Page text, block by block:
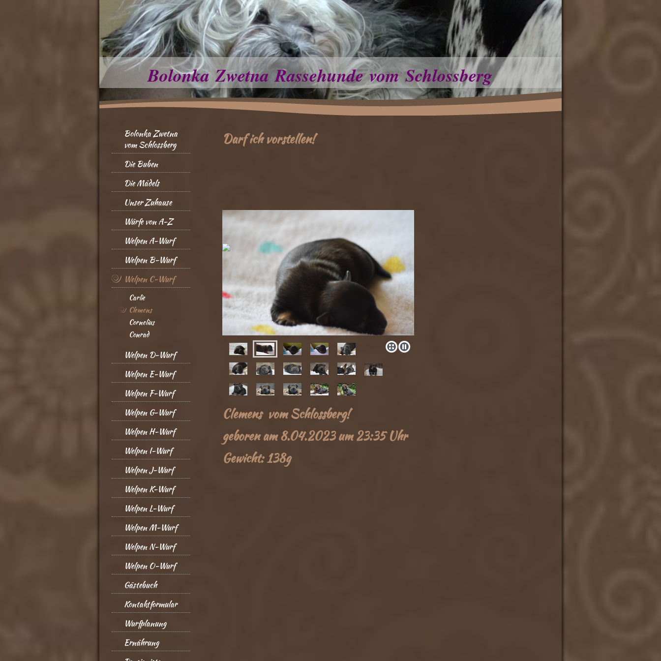
Bolonka Zwetna Rassehunde vom Schlossberg
Bolonka Zwetna
vom Schlossberg
Die Buben
Die Mädels
Unser Zuhause
Würfe von A-Z
Welpen A-Wurf
Welpen B-Wurf
Welpen C-Wurf
Carlie
Clemens
Cornelius
Conrad
Welpen D-Wurf
Welpen E-Wurf
Welpen F-Wurf
Welpen G-Wurf
Welpen H-Wurf
Welpen I-Wurf
Welpen J-Wurf
Welpen K-Wurf
Welpen L-Wurf
Welpen M-Wurf
Welpen N-Wurf
Welpen O-Wurf
Gästebuch
Kontaktformular
Wurfplanung
Ernährung
Darf ich vorstellen!
Clemens vom Schlossberg!
geboren am 8.04.2023 um 23:35 Uhr
Gewicht: 138g